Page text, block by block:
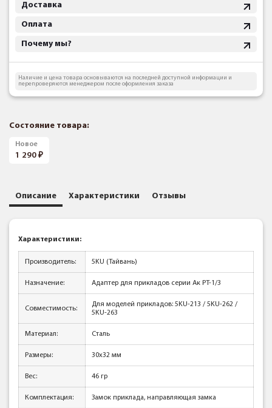
Доставка
Оплата
Почему мы?
Наличие и цена товара основываются на последней доступной информации и
перепроверяются менеджером после оформления заказа
Состояние товара:
Новое
1 290
Описание Характеристики Отзывы
Характеристики:
Производитель: 5KU (Тайвань)
Назначение: Адаптер для прикладов серии Ак РТ-1/3
Совместимость:
Для моделей прикладов: 5KU-213 / 5KU-262 /
5KU-263
Материал: Сталь
Размеры: 30x32 мм
Вес: 46 гр
Комплектация: Замок приклада, направляющая замка